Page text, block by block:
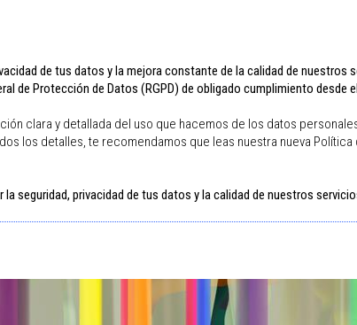
COPIABOOKS CONTACTO
de tus datos y la mejora constante de la calidad de
de Protección de Datos (RGPD) de obligado cumplimiento desde
clara y detallada del uso que hacemos de los datos
los detalles, te recomendamos que leas nuestra nueva
seguridad, privacidad de tus datos y la calidad de nuestros